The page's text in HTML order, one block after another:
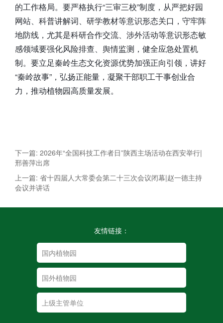
的工作格局。要严格执行“三审三校”制度，从严把好园
网站、科普讲解词、研学教材等意识形态关口，守牢阵
地防线，尤其是科研合作交流、涉外活动等意识形态敏
感领域要强化风险排查、舆情监测，健全应急处置机
制。要立足秦岭生态文化资源优势加强正向引领，讲好
“秦岭故事”，弘扬正能量，凝聚干部职工干事创业合
力，推动植物园高质量发展。
下一篇: 2026年“全国科技工作者日”陕西主场活动在西安举行|
邢善萍出席
上一篇: 省十四届人大常委会第二十三次会议闭幕|赵一德主持
会议并讲话
友情链接：